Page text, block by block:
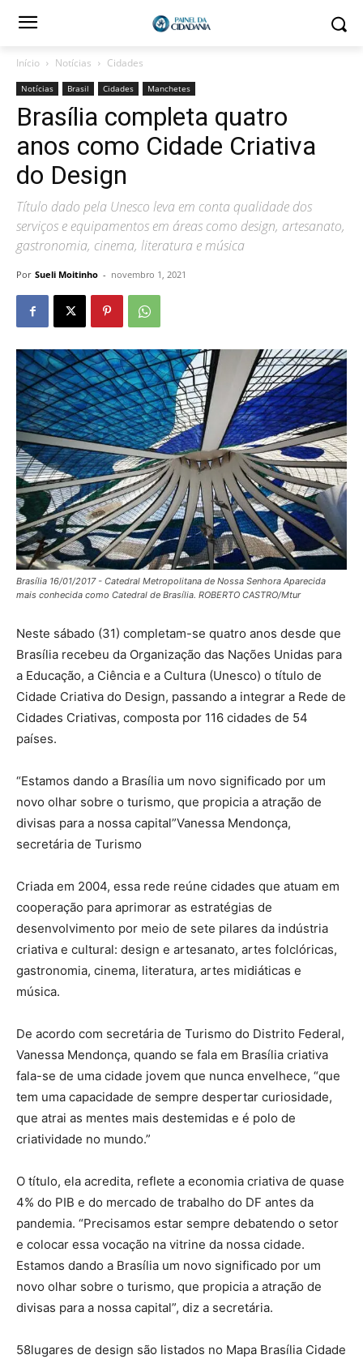
Início Notícias Cidades
Notícias Brasil Cidades Manchetes
Brasília completa quatro
anos como Cidade Criativa
do Design
Título dado pela Unesco leva em conta qualidade dos
serviços e equipamentos em áreas como design, artesanato,
gastronomia, cinema, literatura e música
Por Sueli Moitinho - novembro 1, 2021
Brasília 16/01/2017 - Catedral Metropolitana de Nossa Senhora Aparecida
mais conhecida como Catedral de Brasília. ROBERTO CASTRO/Mtur
Neste sábado (31) completam-se quatro anos desde que
Brasília recebeu da Organização das Nações Unidas para
a Educação, a Ciência e a Cultura (Unesco) o título de
Cidade Criativa do Design, passando a integrar a Rede de
Cidades Criativas, composta por 116 cidades de 54
países.
“Estamos dando a Brasília um novo significado por um
novo olhar sobre o turismo, que propicia a atração de
divisas para a nossa capital”Vanessa Mendonça,
secretária de Turismo
Criada em 2004, essa rede reúne cidades que atuam em
cooperação para aprimorar as estratégias de
desenvolvimento por meio de sete pilares da indústria
criativa e cultural: design e artesanato, artes folclóricas,
gastronomia, cinema, literatura, artes midiáticas e
música.
De acordo com secretária de Turismo do Distrito Federal,
Vanessa Mendonça, quando se fala em Brasília criativa
fala-se de uma cidade jovem que nunca envelhece, “que
tem uma capacidade de sempre despertar curiosidade,
que atrai as mentes mais destemidas e é polo de
criatividade no mundo.”
O título, ela acredita, reflete a economia criativa de quase
4% do PIB e do mercado de trabalho do DF antes da
pandemia. “Precisamos estar sempre debatendo o setor
e colocar essa vocação na vitrine da nossa cidade.
Estamos dando a Brasília um novo significado por um
novo olhar sobre o turismo, que propicia a atração de
divisas para a nossa capital”, diz a secretária.
58lugares de design são listados no Mapa Brasília Cidade